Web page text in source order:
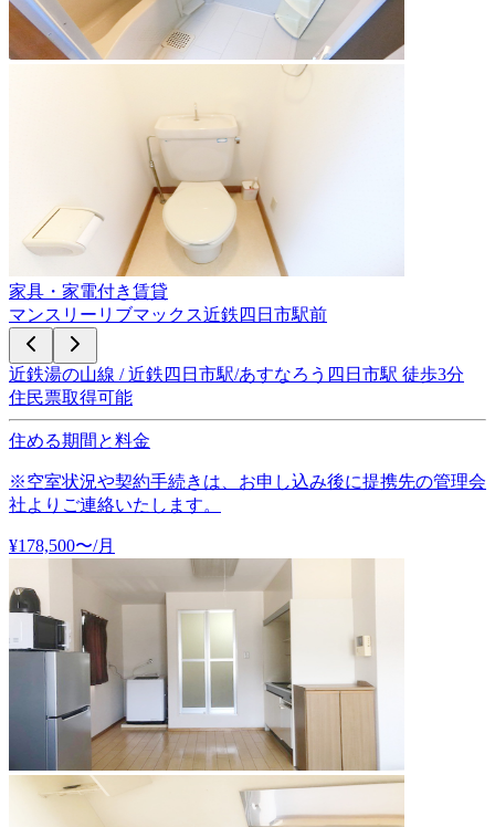
家具・家電付き賃貸
マンスリーリブマックス近鉄四日市駅前
近鉄湯の山線 / 近鉄四日市駅/あすなろう四日市駅 徒歩3分
住民票取得可能
住める期間と料金
※空室状況や契約手続きは、お申し込み後に提携先の管理会
社よりご連絡いたします。
¥178,500〜/月